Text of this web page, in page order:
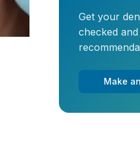
Get your
checked
Make